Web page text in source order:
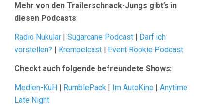
Mehr von den Trailerschnack-Jungs gibt’s in
diesen Podcasts:
Radio Nukular | Sugarcane Podcast | Darf ich
vorstellen? | Krempelcast | Event Rookie Podcast
Checkt auch folgende befreundete Shows:
Medien-KuH | RumblePack | Im AutoKino | Anytime
Late Night